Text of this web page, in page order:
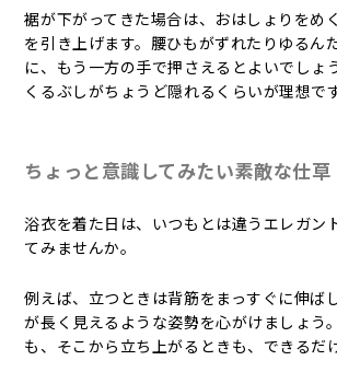
裾が下がってきた場合は、おはしょりをめ
を引き上げます。腰ひもがずれたりゆるん
に、もう一方の手で押さえるとよいでしょ
くるぶしがちょうど隠れるくらいが理想です
ちょっと意識してみたい素敵な仕草
浴衣を着た日は、いつもとは違うエレガン
てみませんか。
例えば、立つときは背筋をまっすぐに伸ば
が長く見えるような姿勢を心がけましょう
も、そこから立ち上がるときも、できるだ